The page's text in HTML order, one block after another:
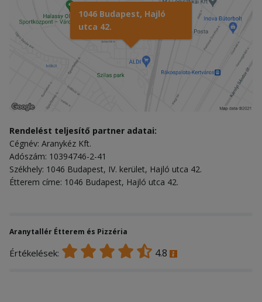
1046 Budapest, Hajló
utca 42.
Rendelést teljesítő partner adatai:
Cégnév: Aranykéz Kft.
Adószám: 10394746-2-41
Székhely: 1046 Budapest, IV. kerület, Hajló utca 42.
Étterem címe: 1046 Budapest, Hajló utca 42.
Aranytallér Étterem és Pizzéria
Értékelések: 4.8